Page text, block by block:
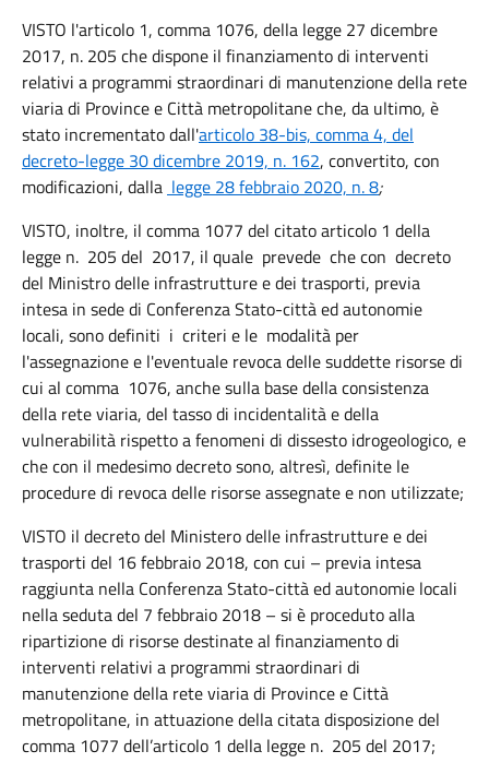
VISTO l'articolo 1, comma 1076, della legge 27 dicembre
2017, n. 205 che dispone il finanziamento di interventi
relativi a programmi straordinari di manutenzione della rete
viaria di Province e Città metropolitane che, da ultimo, è
stato incrementato dall'articolo 38-bis, comma 4, del
decreto-legge 30 dicembre 2019, n. 162, convertito, con
modificazioni, dalla legge 28 febbraio 2020, n. 8;
VISTO, inoltre, il comma 1077 del citato articolo 1 della
legge n. 205 del 2017, il quale prevede che con decreto
del Ministro delle infrastrutture e dei trasporti, previa
intesa in sede di Conferenza Stato-città ed autonomie
locali, sono definiti i criteri e le modalità per
l'assegnazione e l'eventuale revoca delle suddette risorse di
cui al comma 1076, anche sulla base della consistenza
della rete viaria, del tasso di incidentalità e della
vulnerabilità rispetto a fenomeni di dissesto idrogeologico, e
che con il medesimo decreto sono, altresì, definite le
procedure di revoca delle risorse assegnate e non utilizzate;
VISTO il decreto del Ministero delle infrastrutture e dei
trasporti del 16 febbraio 2018, con cui – previa intesa
raggiunta nella Conferenza Stato-città ed autonomie locali
nella seduta del 7 febbraio 2018 – si è proceduto alla
ripartizione di risorse destinate al finanziamento di
interventi relativi a programmi straordinari di
manutenzione della rete viaria di Province e Città
metropolitane, in attuazione della citata disposizione del
comma 1077 dell’articolo 1 della legge n. 205 del 2017;